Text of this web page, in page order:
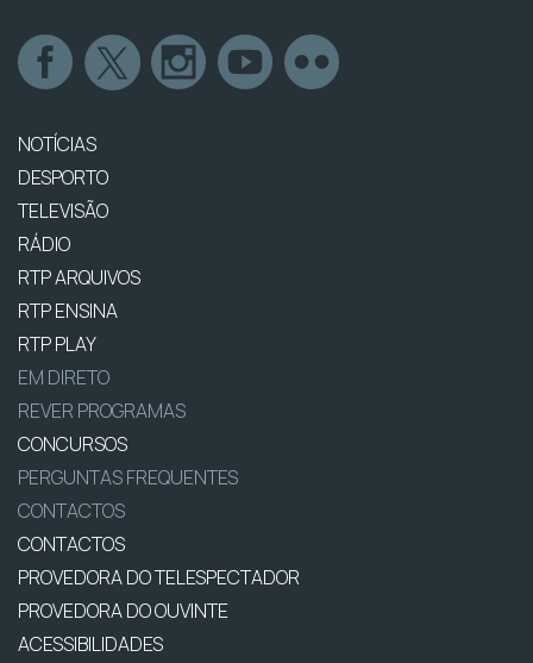
NOTÍCIAS
DESPORTO
TELEVISÃO
RÁDIO
RTP ARQUIVOS
RTP ENSINA
RTP PLAY
EM DIRETO
REVER PROGRAMAS
CONCURSOS
PERGUNTAS FREQUENTES
CONTACTOS
CONTACTOS
PROVEDORA DO TELESPECTADOR
PROVEDORA DO OUVINTE
ACESSIBILIDADES